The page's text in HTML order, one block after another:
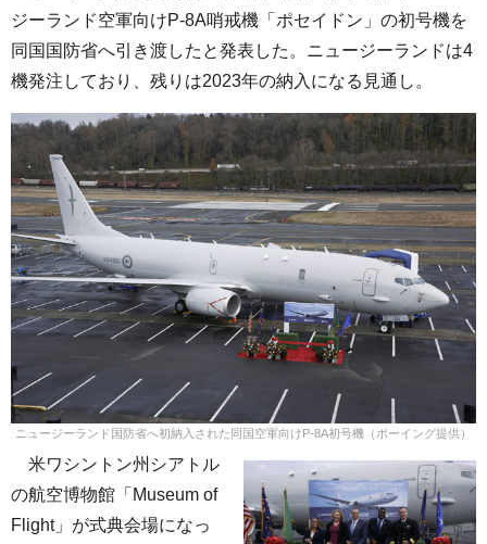
ジーランド空軍向けP-8A哨戒機「ポセイドン」の初号機を
同国国防省へ引き渡したと発表した。ニュージーランドは4
機発注しており、残りは2023年の納入になる見通し。
ニュージーランド国防省へ初納入された同国空軍向けP-8A初号機（ボーイング提供）
米ワシントン州シアトル
の航空博物館「Museum of
Flight」が式典会場になっ